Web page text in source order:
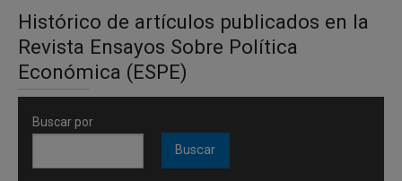
Histórico de artículos publicados en la
Revista Ensayos Sobre Política
Económica (ESPE)
Buscar por